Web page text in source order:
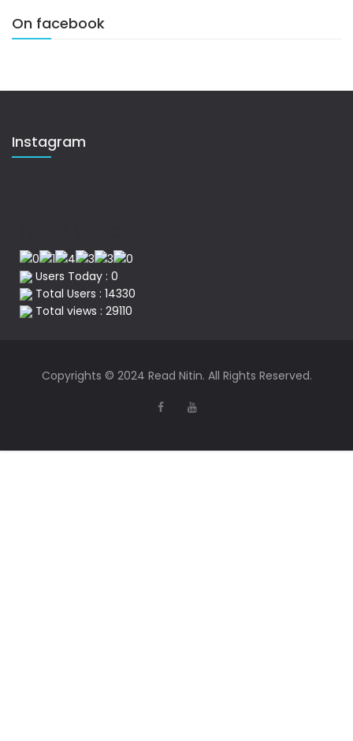
On facebook
Instagram
Users Today : 0
Total Users : 14330
Total views : 29110
Copyrights © 2024 Read Nitin. All Rights Reserved.